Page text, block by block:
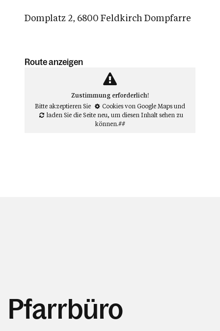
Domplatz 2, 6800 Feldkirch Dompfarre
Route anzeigen
Zustimmung erforderlich!
Bitte akzeptieren Sie
Cookies von Google Mapsund
laden Sie die Seite neu, um diesen Inhalt sehen zu
können.##
Pfarrbüro